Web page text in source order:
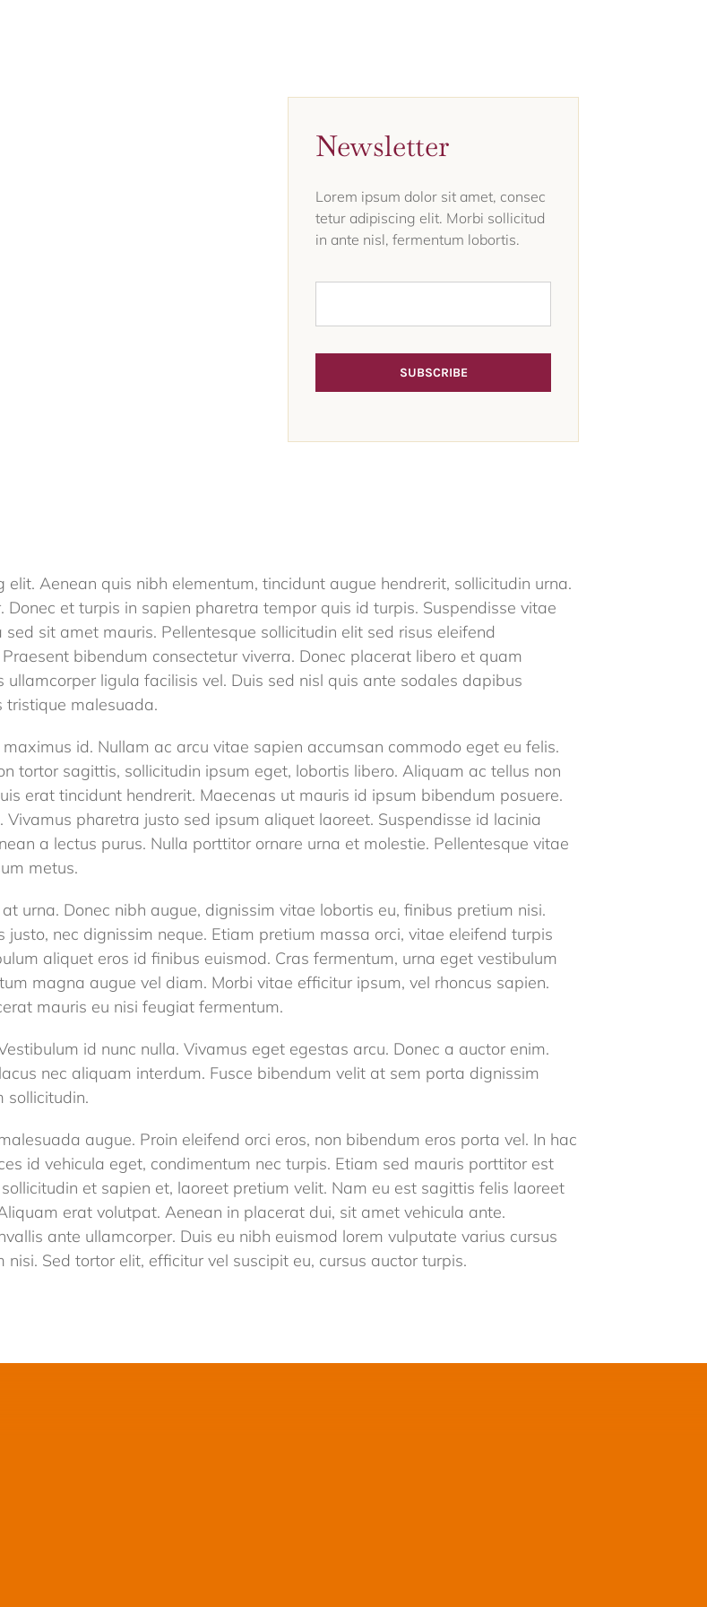
Newsletter
Lorem ipsum dolor sit amet, consec
tetur adipiscing elit. Morbi sollicitud
in ante nisl, fermentum lobortis.
SUBSCRIBE
Aenean quis nibh elementum, tincidunt augue hendrerit, sollicitudin urna.
et turpis in sapien pharetra tempor quis id turpis. Suspendisse vitae
sit amet mauris. Pellentesque sollicitudin elit sed risus eleifend
bibendum consectetur viverra. Donec placerat libero et quam
ligula facilisis vel. Duis sed nisl quis ante sodales dapibus
tristique malesuada.
id. Nullam ac arcu vitae sapien accumsan commodo eget eu felis.
tortor sagittis, sollicitudin ipsum eget, lobortis libero. Aliquam ac tellus non
erat tincidunt hendrerit. Maecenas ut mauris id ipsum bibendum posuere.
pharetra justo sed ipsum aliquet laoreet. Suspendisse id lacinia
a lectus purus. Nulla porttitor ornare urna et molestie. Pellentesque vitae
metus.
urna. Donec nibh augue, dignissim vitae lobortis eu, finibus pretium nisi.
nec dignissim neque. Etiam pretium massa orci, vitae eleifend turpis
aliquet eros id finibus euismod. Cras fermentum, urna eget vestibulum
magna augue vel diam. Morbi vitae efficitur ipsum, vel rhoncus sapien.
mauris eu nisi feugiat fermentum.
id nunc nulla. Vivamus eget egestas arcu. Donec a auctor enim.
nec aliquam interdum. Fusce bibendum velit at sem porta dignissim
sollicitudin.
augue. Proin eleifend orci eros, non bibendum eros porta vel. In hac
id vehicula eget, condimentum nec turpis. Etiam sed mauris porttitor est
et sapien et, laoreet pretium velit. Nam eu est sagittis felis laoreet
erat volutpat. Aenean in placerat dui, sit amet vehicula ante.
ante ullamcorper. Duis eu nibh euismod lorem vulputate varius cursus
Sed tortor elit, efficitur vel suscipit eu, cursus auctor turpis.